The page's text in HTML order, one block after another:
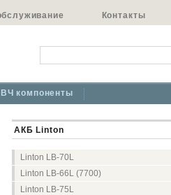
Контакты
компоненты
АКБ Linton
Linton LB-70L
Linton LB-66L (7700)
Linton LB-75L